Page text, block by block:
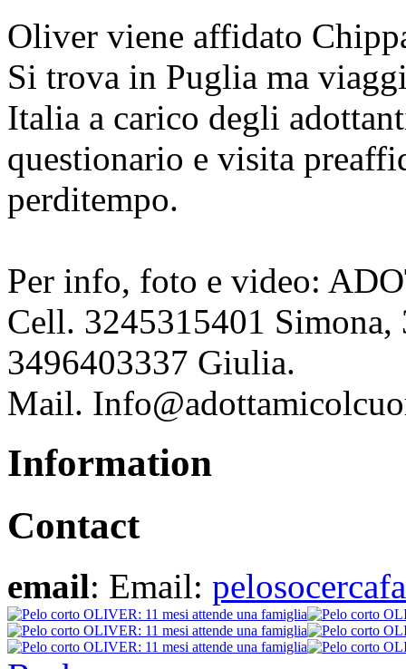
Oliver viene affidato
Si trova in Puglia ma
Italia a carico degli
questionario e visita
perditempo.
Per info, foto e video:
Cell. 3245315401 Simona,
3496403337 Giulia.
Mail.
Information
Contact
email: Email: